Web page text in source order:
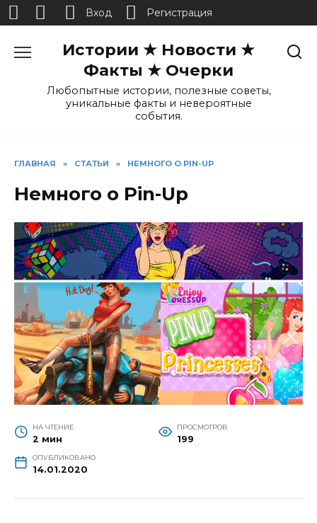
Истории ★ Новости ★
Факты ★ Очерки
Любопытные истории, полезные советы,
уникальные факты и невероятные
события.
ГЛАВНАЯ » СТАТЬИ » НЕМНОГО О PIN-UP
Немного о Pin-Up
НА ЧТЕНИЕ
2 мин
ПРОСМОТРОВ
199
ОПУБЛИКОВАНО
14.01.2020
Вход Регистрация